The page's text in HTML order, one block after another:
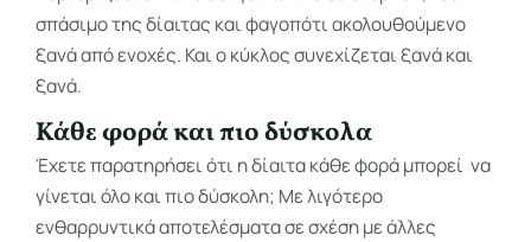
σπάσιμο της δίαιτας και φαγοπότι ακολουθούμενο
ξανά από ενοχές. Και ο κύκλος συνεχίζεται ξανά και
ξανά.
Κάθε φορά και πιο δύσκολα
Έχετε παρατηρήσει ότι η δίαιτα κάθε φορά μπορεί να
γίνεται όλο και πιο δύσκολη; Με λιγότερο
ενθαρρυντικά αποτελέσματα σε σχέση με άλλες